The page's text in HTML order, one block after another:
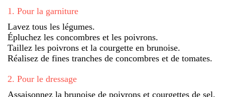
1 . Pour la garniture
Lavez tous les légumes.
Épluchez les concombres et les poivrons.
Taillez les poivrons et la courgette en brunoise.
Réalisez de fines tranches de concombres et de tomates.
2. Pour le dressage
Assaisonnez la brunoise de poivrons et courgettes de sel.